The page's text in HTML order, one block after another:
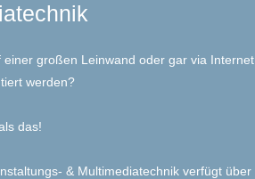
einer großen Leinwand oder gar via
werden?
das!
& Multimediatechnik verfügt